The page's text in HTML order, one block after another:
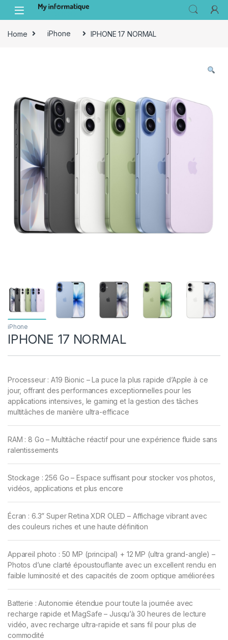
Skip to navigation
Skip to content
Home iPhone IPHONE 17 NORMAL
iPhone
IPHONE 17 NORMAL
Processeur : A19 Bionic – La puce la plus rapide d’Apple à ce
jour, offrant des performances exceptionnelles pour les
applications intensives, le gaming et la gestion des tâches
multitâches de manière ultra-efficace
RAM : 8 Go – Multitâche réactif pour une expérience fluide sans
ralentissements
Stockage : 256 Go – Espace suffisant pour stocker vos photos,
vidéos, applications et plus encore
Écran : 6.3” Super Retina XDR OLED – Affichage vibrant avec
des couleurs riches et une haute définition
Appareil photo : 50 MP (principal) + 12 MP (ultra grand-angle) –
Photos d’une clarté époustouflante avec un excellent rendu en
faible luminosité et des capacités de zoom optique améliorées
Batterie : Autonomie étendue pour toute la journée avec
recharge rapide et MagSafe – Jusqu’à 30 heures de lecture
vidéo, avec recharge ultra-rapide et sans fil pour plus de
commodité